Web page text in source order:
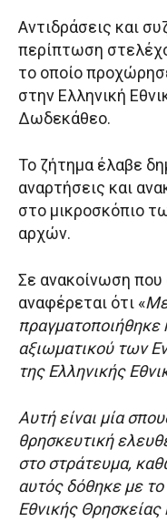
Αντιδράσεις και
περίπτωση
το οποίο
στην Ελληνική
Δωδεκάθεο.
Το ζήτημα έλαβε
αναρτήσεις και
στο μικροσκόπιο
αρχών.
Σε ανακοίνωση που
αναφέρεται ότι «Με
αξιωματικού των
της Ελληνικής
Αυτή είναι μία
θρησκευτική
στο στράτευμα,
αυτός δόθηκε με
Εθνικής